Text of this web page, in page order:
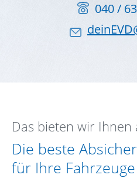
040 /
Das bieten wir Ihnen
Die beste
für Ihre Fahrzeuge